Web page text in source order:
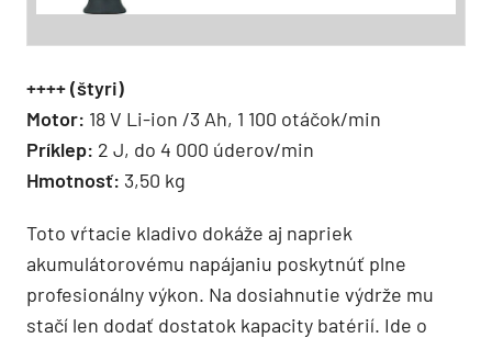
++++ (štyri)
Motor: 18 V Li-ion /3 Ah, 1 100 otáčok/min
Príklep: 2 J, do 4 000 úderov/min
Hmotnosť: 3,50 kg
Toto vŕtacie kladivo dokáže aj napriek
akumulátorovému napájaniu poskytnúť plne
profesionálny výkon. Na dosiahnutie výdrže mu
stačí len dodať dostatok kapacity batérií. Ide o